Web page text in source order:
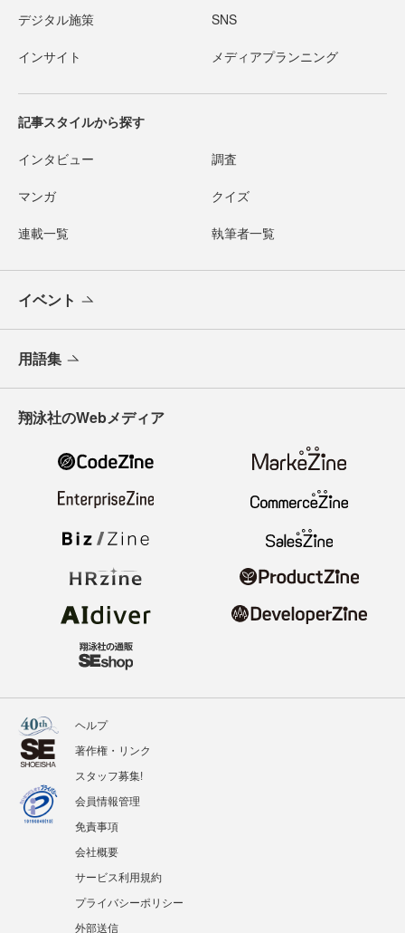
デジタル施策 SNS
インサイト メディアプランニング
記事スタイルから探す
インタビュー 調査
マンガ クイズ
連載一覧 執筆者一覧
イベント
用語集
翔泳社のWebメディア
ヘルプ
著作権・リンク
スタッフ募集!
会員情報管理
免責事項
会社概要
サービス利用規約
プライバシーポリシー
外部送信